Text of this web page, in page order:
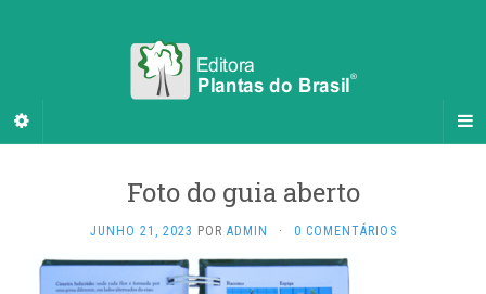
Foto do guia aberto
JUNHO 21, 2023 POR ADMIN · 0 COMENTÁRIOS